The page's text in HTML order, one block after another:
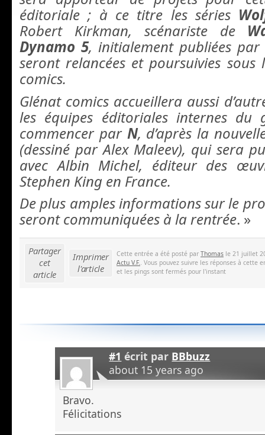
éditoriale ; à ce titre les séries
Robert Kirkman, scénariste de
Dynamo 5, initialement publiées par
seront relancées et poursuivies
comics.
Glénat comics accueillera aussi
les équipes éditoriales internes du
commencer par N, d’après la
(dessiné par Alex Maleev), qui sera
avec Albin Michel, éditeur des
Stephen King en France.
De plus amples informations sur le
seront communiquées à la rentrée. »
Partager
cet
article
Imprimer
l'article
Cette entrée a été posté par Thomas le 21 juillet
Actu V.F.. Vous pouvez suivre les réponses à cette
et les pings sont fermés pour l'instant
#1 écrit par BBbuzz
about 15 years ago
Bravo.
Félicitations